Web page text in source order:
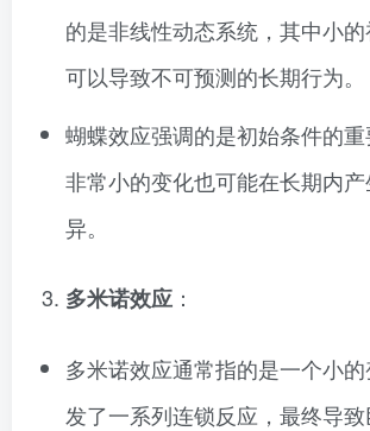
的是非线性动态系统，其中小
可以导致不可预测的长期行为。
蝴蝶效应强调的是初始条件的
非常小的变化也可能在长期内
异。
多米诺效应 ：
多米诺效应通常指的是一个小
发了一系列连锁反应，最终导致